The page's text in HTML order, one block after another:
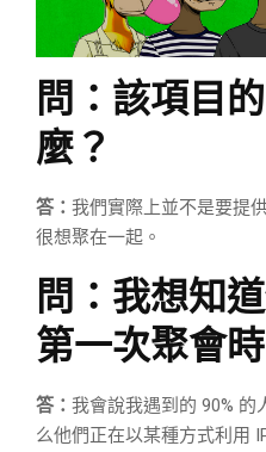
問：該項目
麼？
答： 我們實際上並不是要提
很想聚在一起。
問：我想知
第一次聚會
答： 我會說我遇到的 90% 的
么他們正在以某種方式利用